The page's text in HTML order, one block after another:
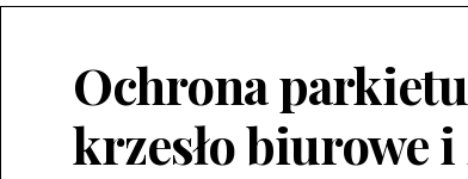
Ochrona
krzesło biurowe